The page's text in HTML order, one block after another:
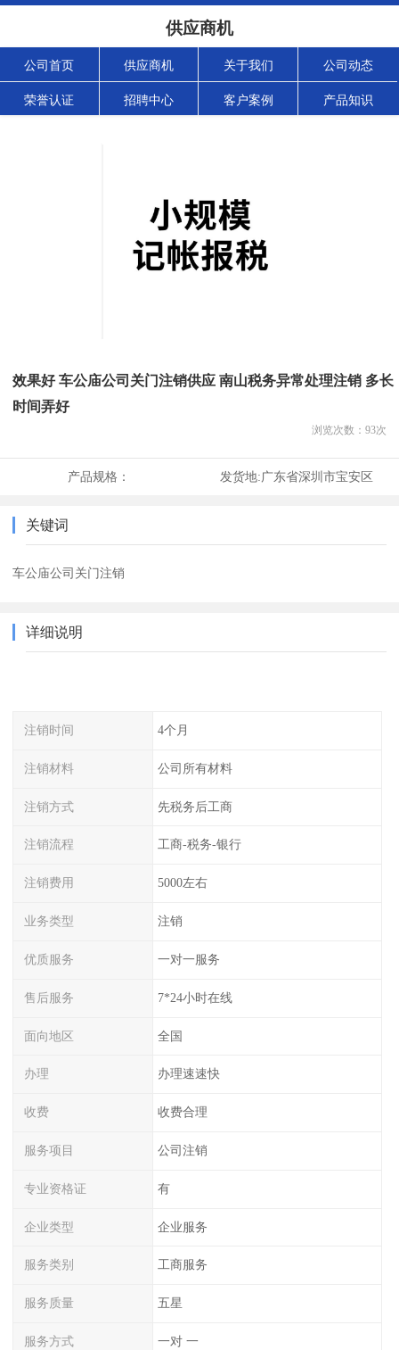
供应商机
公司首页 供应商机 关于我们 公司动态
荣誉认证 招聘中心 客户案例 产品知识
效果好 车公庙公司关门注销供应 南山税务异常处理注销 多长
时间弄好
浏览次数： 93次
产品规格： 发货地:广东省深圳市宝安区
关键词
车公庙公司关门注销
详细说明
注销时间 4个月
注销材料 公司所有材料
注销方式 先税务后工商
注销流程 工商-税务-银行
注销费用 5000左右
业务类型 注销
优质服务 一对一服务
售后服务 7*24小时在线
面向地区 全国
办理 办理速速快
收费 收费合理
服务项目 公司注销
专业资格证 有
企业类型 企业服务
服务类别 工商服务
服务质量 五星
服务方式 一对 一